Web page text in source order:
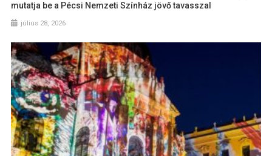
mutatja be a Pécsi Nemzeti Színház jövő tavasszal
július 28, 2026